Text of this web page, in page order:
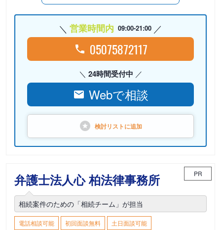
営業時間内 09:00-21:00
05075872117
24時間受付中
Webで相談
検討リストに追加
弁護士法人心 柏法律事務所 PR
相続案件のための「相続チーム」が担当
電話相談可能 初回面談無料
土日面談可能